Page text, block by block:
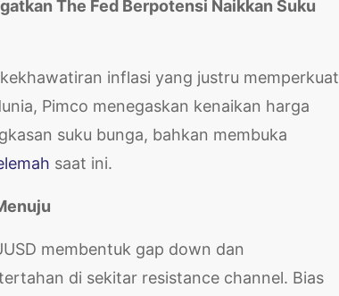
The Fed Berpotensi Naikkan Suku
inflasi yang justru memperkuat
Pimco menegaskan kenaikan harga
suku bunga, bahkan membuka
saat ini.
membentuk gap down dan
di sekitar resistance channel. Bias